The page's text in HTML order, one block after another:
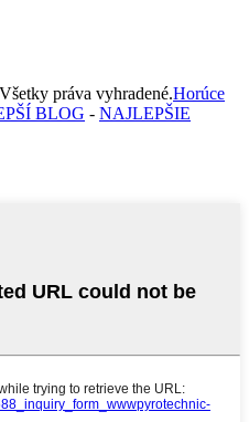
práva vyhradené.Horúce
BLOG - NAJLEPŠIE